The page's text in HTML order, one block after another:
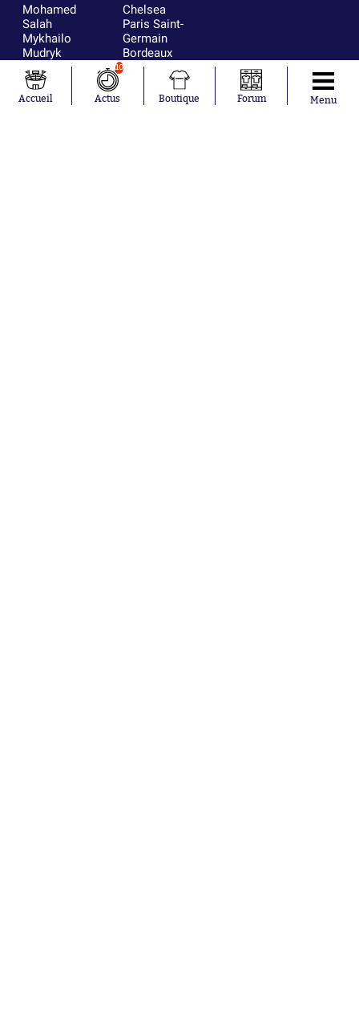
Mohamed
Salah
Mykhailo
Mudryk
Neymar
Khalis Merah
Loïs Openda
Chelsea
Paris Saint-
Germain
Bordeaux
Olympique
Accueil
10
Actus Boutique Forum Menu